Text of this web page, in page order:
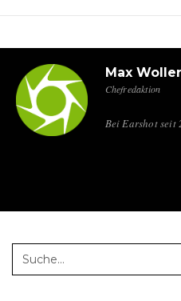
Max
Chefredaktion
Bei Earshot seit